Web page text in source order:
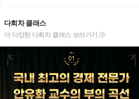
다회차 클래스
더 다양한 다회차 클래스 보러가기